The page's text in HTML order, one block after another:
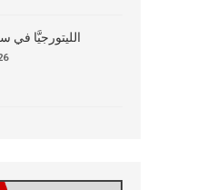
الليتورجيَّا في